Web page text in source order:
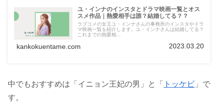
ユ・インナのインスタとドラマ映画一覧とオス
スメ作品｜熱愛相手は誰？結婚してる？？
ラブコメの女王ユ・インナさんの事務所のインスタやドラ
マ映画一覧を紹介します。ユ・インナさんは結婚してる？
これまでの熱愛相...
kankokuentame.com 2023.03.20
中でもおすすめは「イニョン王妃の男」と「 トッケビ 」で
す。